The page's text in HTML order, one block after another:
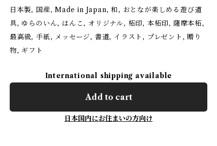
日本製, 国産, Made in Japan, 和, おとなが楽しめる遊び道
具, ゆらのいん, はんこ, オリジナル, 柘印, 本柘印, 薩摩本柘,
最高級, 手紙, メッセージ, 書道, イラスト, プレゼント, 贈り
物, ギフト
International shipping available
Add to cart
日本国内にお住まいの方向け